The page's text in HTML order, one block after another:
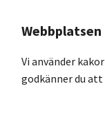
remittera till
Vi använder
godkänner du att